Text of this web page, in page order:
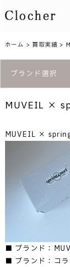
ホーム >買取実績 >
ブランド選択
MUVEIL ×
MUVEIL ×
■ ブランド：
■ ブランド：コ